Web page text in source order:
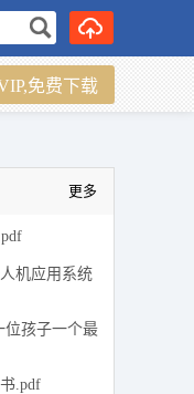
免费下载
更多
机应用系统
位孩子一个最
.pdf